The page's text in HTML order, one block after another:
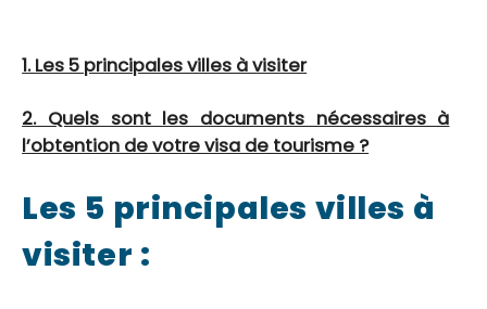
1. Les 5 principales villes à visiter
2. Quels sont les documents nécessaires à
l’obtention de votre visa de tourisme ?
Les 5 principales villes à
visiter :